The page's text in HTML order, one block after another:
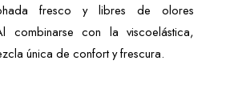
fresco y libres de olores
combinarse con la viscoelástica,
única de confort y frescura.